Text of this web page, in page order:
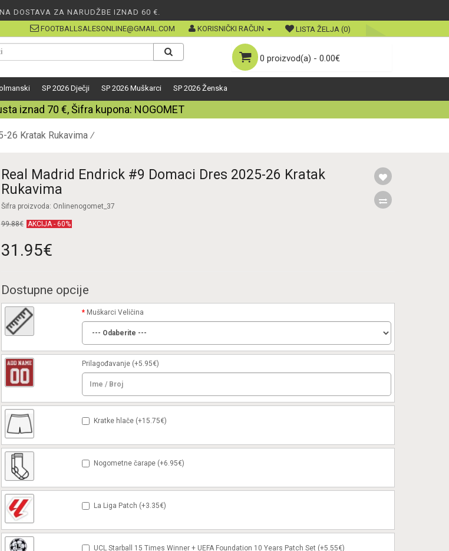
DOSTAVA ZA NARUDŽBE IZNAD 60 €.
FOOTBALLSALESONLINE@GMAIL.COM
KORISNIČKI RAČUN LISTA ŽELJA (0)
0 proizvod(a) - 0.00€
SP 2026 Dječji SP 2026 Muškarci SP 2026 Ženska
iznad 70 €, Šifra kupona: NOGOMET
26 Kratak Rukavima
Real Madrid Endrick #9 Domaci Dres 2025-26 Kratak
Rukavima
Šifra proizvoda: Onlinenogomet_37
99.88€ AKCIJA - 60%
31.95€
Dostupne opcije
Muškarci Veličina
Prilagođavanje(+5.95€)
Kratke hlače (+15.75€)
Nogometne čarape (+6.95€)
La Liga Patch (+3.35€)
UCL Starball 15 Times Winner + UEFA Foundation 10 Years Patch Set (+5.55€)